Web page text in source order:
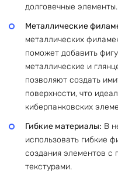
долговечные элементы.
Металлические
металлических
поможет добавить
металлические и
позволяют создать
поверхности, что
киберпанковских
Гибкие материалы: В
использовать гибкие
создания элементов с
текстурами.